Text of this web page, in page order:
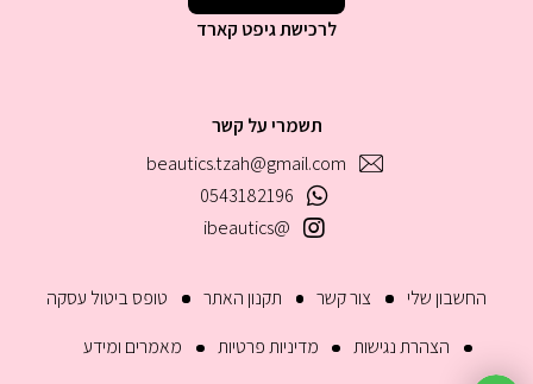
החשבון שלי צור קשר תקנון האתר
טופס ביטול עסקה
הצהרת נגישות
מדיניות פרטיות מאמרים ומידע
תשמרי על קשר
beautics.tzah@gmail.com
0543182196
@ibeautics
לרכישת גיפט קארד